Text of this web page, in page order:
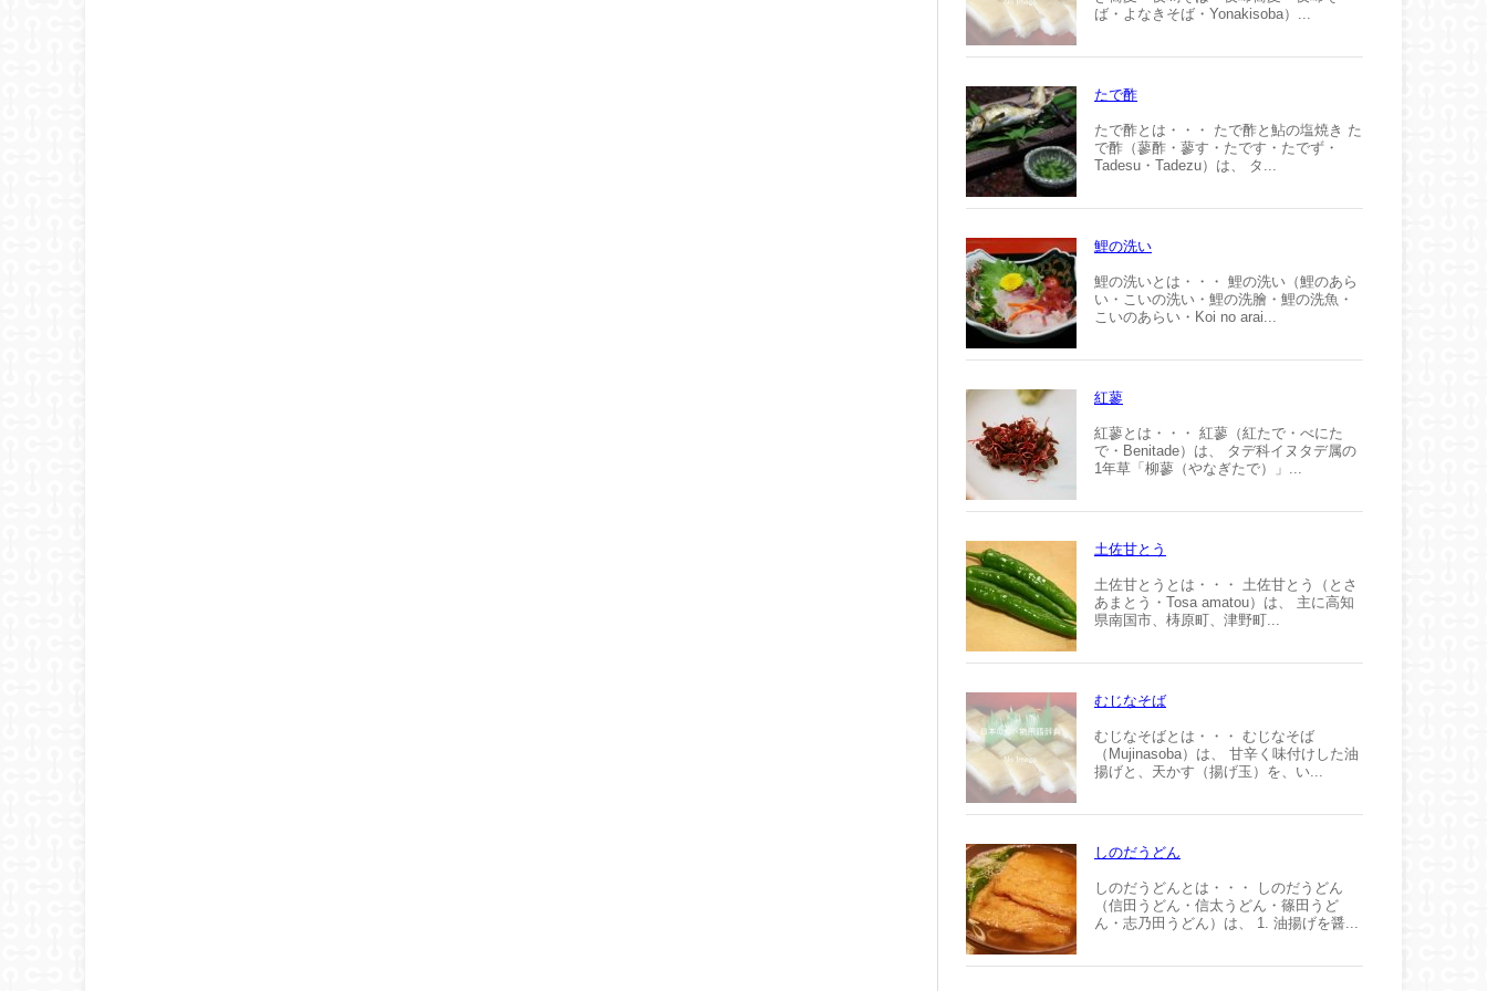
ば・よなきそば・Yonakisoba）...
たで酢
たで酢とは・・・ たで酢と鮎の塩焼き た
で酢（蓼酢・蓼す・たです・たでず・
Tadesu・Tadezu）は、 タ...
鯉の洗い
鯉の洗いとは・・・ 鯉の洗い（鯉のあら
い・こいの洗い・鯉の洗膾・鯉の洗魚・
こいのあらい・Koi no arai...
紅蓼
紅蓼とは・・・ 紅蓼（紅たで・べにた
で・Benitade）は、 タデ科イヌタデ属の
1年草「柳蓼（やなぎたで）」...
土佐甘とう
土佐甘とうとは・・・ 土佐甘とう（とさ
あまとう・Tosa amatou）は、 主に高知
県南国市、梼原町、津野町...
むじなそば
むじなそばとは・・・ むじなそば
（Mujinasoba）は、 甘辛く味付けした油
揚げと、天かす（揚げ玉）を、い...
しのだうどん
しのだうどんとは・・・ しのだうどん
（信田うどん・信太うどん・篠田うど
ん・志乃田うどん）は、 1. 油揚げを醤...